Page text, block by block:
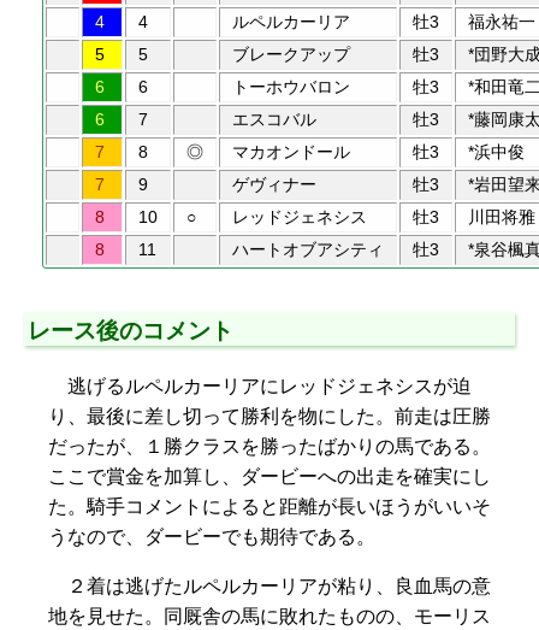
4
4 ルペルカーリア 牡3
福永祐一
5
5 ブレークアップ 牡3
*団野大
6
6 トーホウバロン 牡3
*和田竜
6
7 エスコバル 牡3
*藤岡康
7
8 ◎ マカオンドール 牡3
*浜中俊
7
9 ゲヴィナー 牡3
*岩田望
8
10 ○ レッドジェネシス 牡3
川田将雅
8
11 ハートオブアシティ 牡3 *泉谷楓
レース後のコメント
逃げるルペルカーリアにレッドジェネシスが迫
り、最後に差し切って勝利を物にした。前走は圧勝
だったが、１勝クラスを勝ったばかりの馬である。
ここで賞金を加算し、ダービーへの出走を確実にし
た。騎手コメントによると距離が長いほうがいいそ
うなので、ダービーでも期待である。
２着は逃げたルペルカーリアが粘り、良血馬の意
地を見せた。同厩舎の馬に敗れたものの、モーリス